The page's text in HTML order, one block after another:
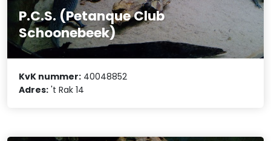
P.C.S. (Petanque Club
Schoonebeek)
KvK nummer: 40048852
Adres: 't Rak 14